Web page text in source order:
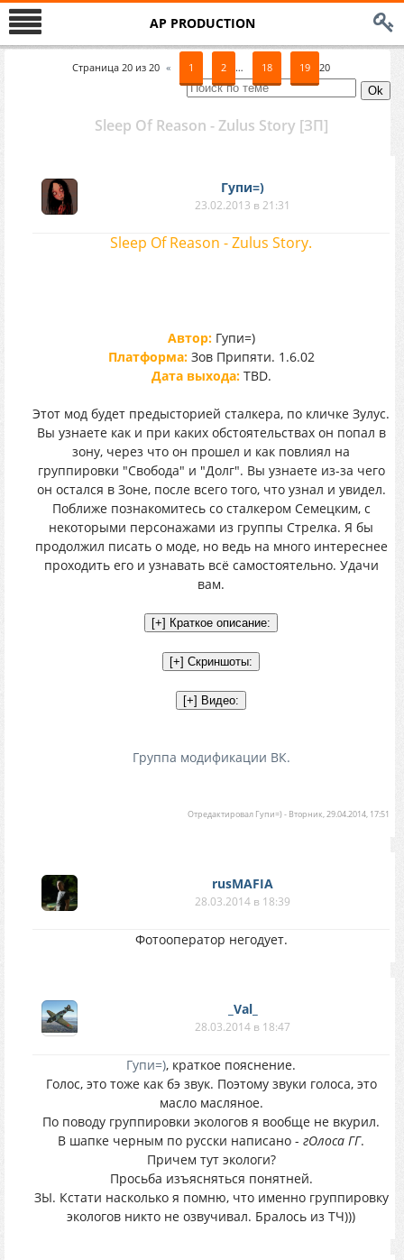
AP PRODUCTION
Страница 20из 20 « 1 2 … 18 19 20
Sleep Of Reason - Zulus Story [ЗП]
Гупи=)
23.02.2013 в 21:31
Sleep Of Reason - Zulus Story.
Автор:Гупи=)
Платформа:Зов Припяти. 1.6.02
Дата выхода:TBD.
Этот мод будет предысторией сталкера, по кличке Зулус.
Вы узнаете как и при каких обстоятельствах он попал в
зону, через что он прошел и как повлиял на
группировки "Свобода" и "Долг". Вы узнаете из-за чего
он остался в Зоне, после всего того, что узнал и увидел.
Поближе познакомитесь со сталкером Семецким, с
некоторыми персонажами из группы Стрелка. Я бы
продолжил писать о моде, но ведь на много интереснее
проходить его и узнавать всё самостоятельно. Удачи
вам.
Группа модификации ВК.
Отредактировал Гупи=)- Вторник, 29.04.2014, 17:51
rusMAFIA
28.03.2014 в 18:39
Фотооператор негодует.
_Val_
28.03.2014 в 18:47
Гупи=), краткое пояснение.
Голос, это тоже как бэ звук. Поэтому звуки голоса, это
масло масляное.
По поводу группировки экологов я вообще не вкурил.
В шапке черным по русски написано - гОлоса ГГ.
Причем тут экологи?
Просьба изъясняться понятней.
ЗЫ. Кстати насколько я помню, что именно группировку
экологов никто не озвучивал. Бралось из ТЧ)))